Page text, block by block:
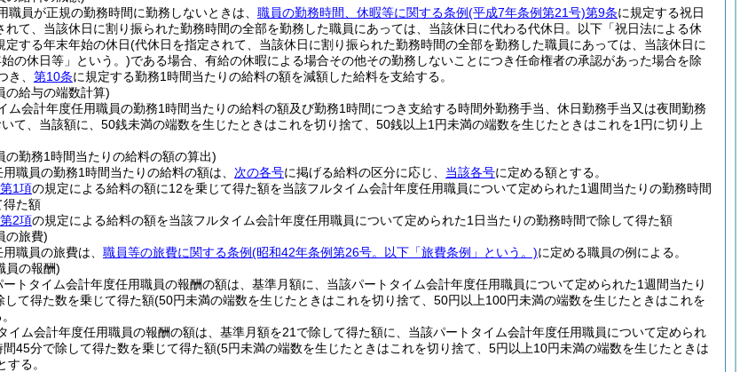
職員が正規の勤務時間に勤務しないときは、 職員の勤務時間、休暇等に関する条例(平成7年条例第21号)第9条に規定する祝日
れて、当該休日に割り振られた勤務時間の全部を勤務した職員にあっては、当該休日に代わる代休日。以下「祝日法による休
定する年末年始の休日(代休日を指定されて、当該休日に割り振られた勤務時間の全部を勤務した職員にあっては、当該休日に
の休日等」という。)である場合、有給の休暇による場合その他その勤務しないことにつき任命権者の承認があった場合を除
き、 第10条に規定する勤務1時間当たりの給料の額を減額した給料を支給する。
の給与の端数計算)
ム会計年度任用職員の勤務1時間当たりの給料の額及び勤務1時間につき支給する時間外勤務手当、休日勤務手当又は夜間勤務
て、当該額に、50銭未満の端数を生じたときはこれを切り捨て、50銭以上1円未満の端数を生じたときはこれを1円に切り上
勤務1時間当たりの給料の額の算出)
職員の勤務1時間当たりの給料の額は、 次の各号に掲げる給料の区分に応じ、 当該各号に定める額とする。
1項の規定による給料の額に12を乗じて得た額を当該フルタイム会計年度任用職員について定められた1週間当たりの勤務時間
得た額
2項の規定による給料の額を当該フルタイム会計年度任用職員について定められた1日当たりの勤務時間で除して得た額
の旅費)
職員の旅費は、 職員等の旅費に関する条例(昭和42年条例第26号。以下「旅費条例」という。)に定める職員の例による。
員の報酬)
ートタイム会計年度任用職員の報酬の額は、基準月額に、当該パートタイム会計年度任用職員について定められた1週間当たり
て得た数を乗じて得た額(50円未満の端数を生じたときはこれを切り捨て、50円以上100円未満の端数を生じたときはこれを
イム会計年度任用職員の報酬の額は、基準月額を21で除して得た額に、当該パートタイム会計年度任用職員について定められ
45分で除して得た数を乗じて得た額(5円未満の端数を生じたときはこれを切り捨て、5円以上10円未満の端数を生じたときは
する。